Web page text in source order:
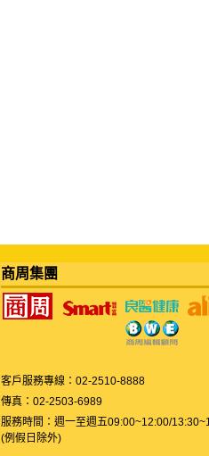
傳真：02-2503-6989
服務時間：週一至週五09:00~12:00/
(例假日除外)